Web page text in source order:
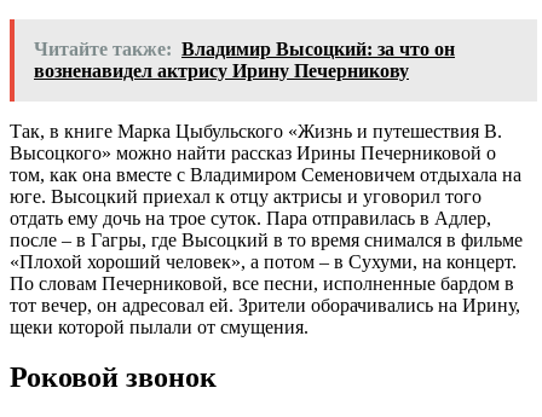
Читайте также: Владимир Высоцкий: за что он
возненавидел актрису Ирину Печерникову
Так, в книге Марка Цыбульского «Жизнь и путешествия В.
Высоцкого» можно найти рассказ Ирины Печерниковой о
том, как она вместе с Владимиром Семеновичем отдыхала на
юге. Высоцкий приехал к отцу актрисы и уговорил того
отдать ему дочь на трое суток. Пара отправилась в Адлер,
после – в Гагры, где Высоцкий в то время снимался в фильме
«Плохой хороший человек», а потом – в Сухуми, на концерт.
По словам Печерниковой, все песни, исполненные бардом в
тот вечер, он адресовал ей. Зрители оборачивались на Ирину,
щеки которой пылали от смущения.
Роковой звонок